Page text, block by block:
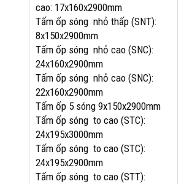
cao: 17x160x2900mm
Tấm ốp sóng nhỏ thấp (SNT):
8x150x2900mm
Tấm ốp sóng nhỏ cao (SNC):
24x160x2900mm
Tấm ốp sóng nhỏ cao (SNC):
22x160x2900mm
Tấm ốp 5 sóng 9x150x2900mm
Tấm ốp sóng to cao (STC):
24x195x3000mm
Tấm ốp sóng to cao (STC):
24x195x2900mm
Tấm ốp sóng to cao (STT):